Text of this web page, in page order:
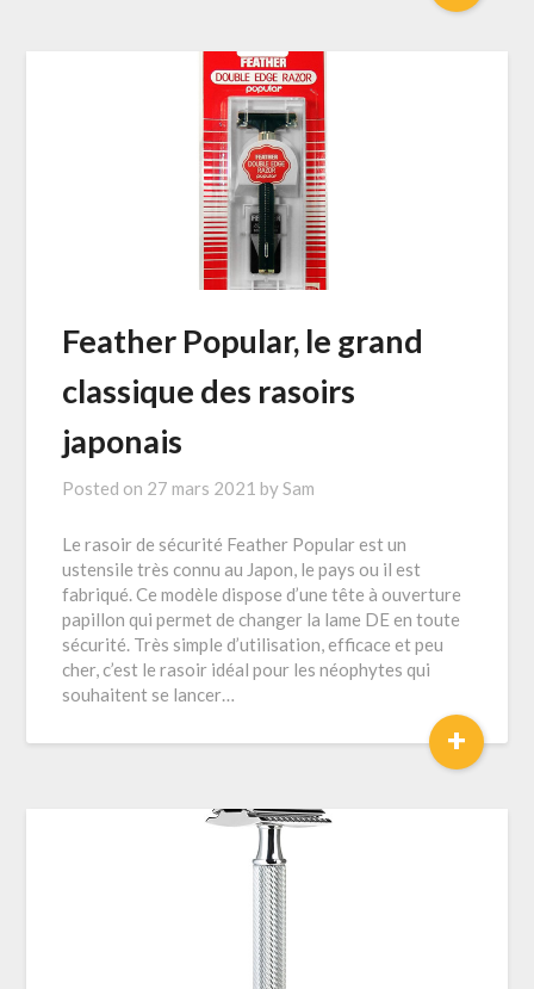
Feather Popular, le grand
classique des rasoirs
japonais
Posted on 27 mars 2021 bySam
Le rasoir de sécurité Feather Popular est un
ustensile très connu au Japon, le pays ou il est
fabriqué. Ce modèle dispose d’une tête à ouverture
papillon qui permet de changer la lame DE en toute
sécurité. Très simple d’utilisation, efficace et peu
cher, c’est le rasoir idéal pour les néophytes qui
souhaitent se lancer…
+